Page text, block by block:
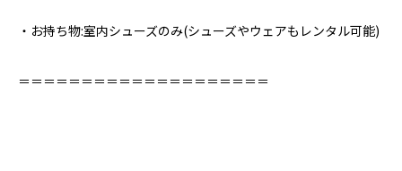
・お持ち物:室内シューズのみ⁣(シューズやウェアもレンタル可能)
＝＝＝＝＝＝＝＝＝＝＝＝＝＝＝＝＝＝＝＝⁣